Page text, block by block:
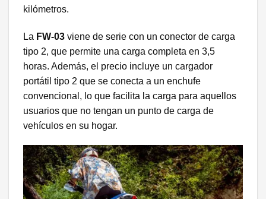
kilómetros.
La FW-03 viene de serie con un conector de carga
tipo 2, que permite una carga completa en 3,5
horas. Además, el precio incluye un cargador
portátil tipo 2 que se conecta a un enchufe
convencional, lo que facilita la carga para aquellos
usuarios que no tengan un punto de carga de
vehículos en su hogar.